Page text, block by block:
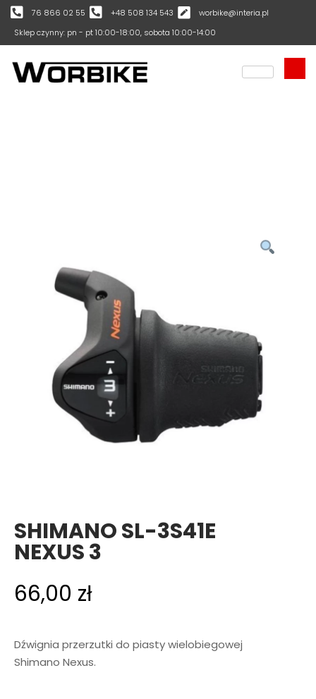
76 866 02 55 +48 508 134 543
worbike@interia.pl
Sklep czynny: pn - pt 10:00-18:00, sobota 10:00-14:00
SHIMANO SL-3S41E
NEXUS 3
66,00 zł
Dźwignia przerzutki do piasty wielobiegowej
Shimano Nexus.